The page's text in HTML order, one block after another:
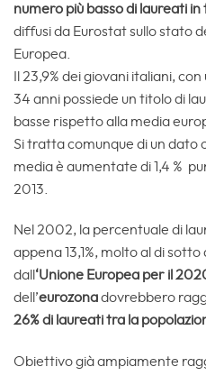
numero più basso di laureati
diffusi da Eurostat sullo stato
Europea.
Il 23,9% dei giovani italiani,
34 anni possiede un titolo di
basse rispetto alla media
Si tratta comunque di un
media è aumentate di 1,4 %
2013.
Nel 2002, la percentuale di
appena 13,1%, molto al di
dall ‘Unione Europea per il
dell’eurozonadovrebbero
26% di laureati tra la
Obiettivo già ampiamente